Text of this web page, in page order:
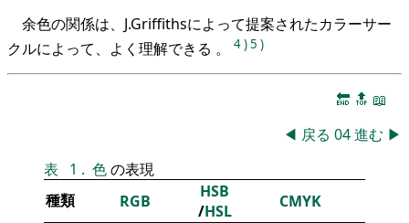
余色の関係は、J.Griffithsによって提案されたカラーサー
クルによって、よく理解できる 。
4)5 )
🔚 🔝 📖
◀ 戻る 04進む ▶
表
1 . 色の表現
種類
RGB
HSB
/HSL CMYK